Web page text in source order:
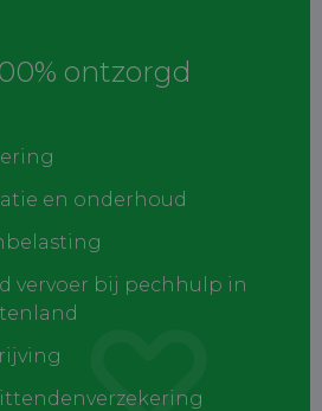
ontzorgd
en onderhoud
vervoer bij pechhulp in